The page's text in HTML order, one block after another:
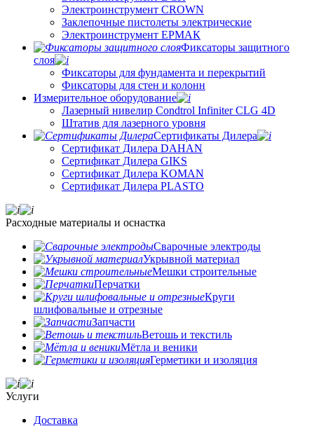
Электроинструмент CROWN
Заклепочные пистолеты электрические
Электроинструмент ЕРМАК
Фиксаторы защитного
слоя
Фиксаторы для фундамента и перекрытий
Фиксаторы для стен и колонн
Измерительное оборудование
Лазерный нивелир Condtrol Infiniter CLG 4D
Штатив для лазерного уровня
Сертификаты Дилера
Сертификат Дилера DAHAN
Сертификат Дилера GIKS
Сертификат Дилера KOMAN
Сертификат Дилера PLASTO
Расходные материалы и оснастка
Сварочные электроды
Укрывной материал
Мешки строительные
Перчатки
Круги
шлифовальные и отрезные
Запчасти
Ветошь и текстиль
Мётла и веники
Герметики и изоляция
Услуги
Доставка